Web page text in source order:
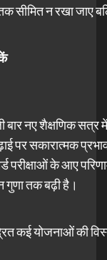
सीमित न रखा जाए
बार नए शैक्षणिक सत्र
पर सकारात्मक
परीक्षाओं के आए
गुणा तक बढ़ी है।
कई योजनाओं की